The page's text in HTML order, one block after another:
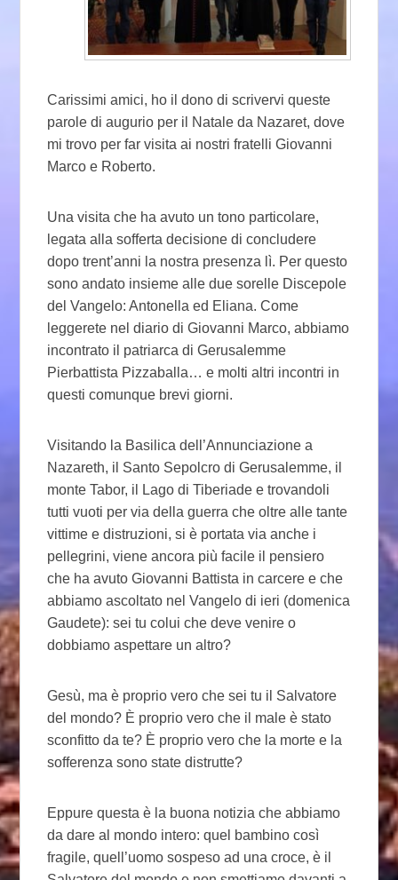
Carissimi amici, ho il dono di scrivervi queste
parole di augurio per il Natale da Nazaret, dove
mi trovo per far visita ai nostri fratelli Giovanni
Marco e Roberto.
Una visita che ha avuto un tono particolare,
legata alla sofferta decisione di concludere
dopo trent’anni la nostra presenza lì. Per questo
sono andato insieme alle due sorelle Discepole
del Vangelo: Antonella ed Eliana. Come
leggerete nel diario di Giovanni Marco, abbiamo
incontrato il patriarca di Gerusalemme
Pierbattista Pizzaballa… e molti altri incontri in
questi comunque brevi giorni.
Visitando la Basilica dell’Annunciazione a
Nazareth, il Santo Sepolcro di Gerusalemme, il
monte Tabor, il Lago di Tiberiade e trovandoli
tutti vuoti per via della guerra che oltre alle tante
vittime e distruzioni, si è portata via anche i
pellegrini, viene ancora più facile il pensiero
che ha avuto Giovanni Battista in carcere e che
abbiamo ascoltato nel Vangelo di ieri (domenica
Gaudete): sei tu colui che deve venire o
dobbiamo aspettare un altro?
Gesù, ma è proprio vero che sei tu il Salvatore
del mondo? È proprio vero che il male è stato
sconfitto da te? È proprio vero che la morte e la
sofferenza sono state distrutte?
Eppure questa è la buona notizia che abbiamo
da dare al mondo intero: quel bambino così
fragile, quell’uomo sospeso ad una croce, è il